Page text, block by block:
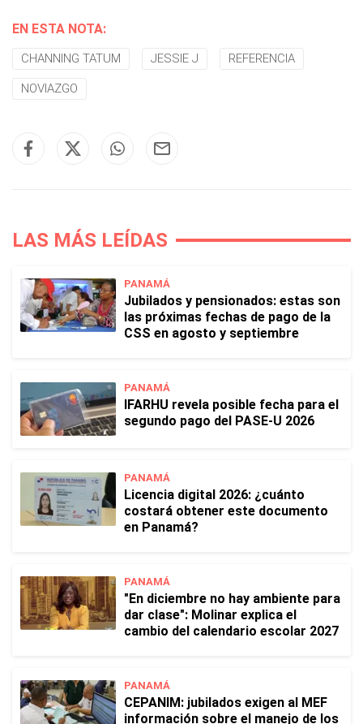
EN ESTA NOTA:
CHANNING TATUM JESSIE J REFERENCIA
NOVIAZGO
LAS MÁS LEÍDAS
PANAMÁ
Jubilados y pensionados: estas son
las próximas fechas de pago de la
CSS en agosto y septiembre
PANAMÁ
IFARHU revela posible fecha para el
segundo pago del PASE-U 2026
PANAMÁ
Licencia digital 2026: ¿cuánto
costará obtener este documento
en Panamá?
PANAMÁ
"En diciembre no hay ambiente para
dar clase": Molinar explica el
cambio del calendario escolar 2027
PANAMÁ
CEPANIM: jubilados exigen al MEF
información sobre el manejo de los